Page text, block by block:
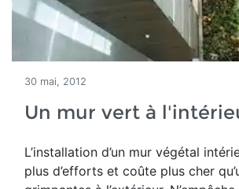
30 mai, 2012
Un mur vert à
L’installation d’un mur végétal
plus d’efforts et coûte plus cher